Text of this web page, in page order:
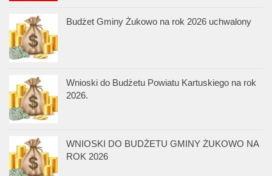
Budżet Gminy Żukowo na rok 2026 uchwalony
Wnioski do Budżetu Powiatu Kartuskiego na rok
2026.
WNIOSKI DO BUDŻETU GMINY ŻUKOWO NA
ROK 2026